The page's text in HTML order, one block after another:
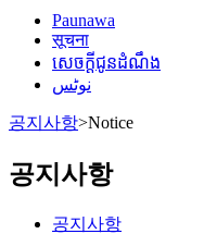
Paunawa
सूचना
សេចក្តីជូនដំណឹង
نوٹس
공지사항>Notice
공지사항
공지사항